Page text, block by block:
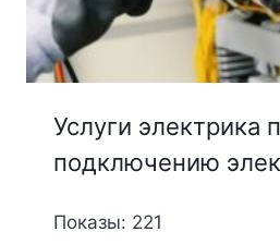
Услуги электрика
подключению
Показы: 221